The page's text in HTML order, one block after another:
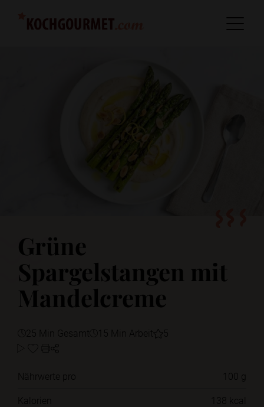
Grüne
Spargelstangen mit
Mandelcreme
25 Min Gesamt 15 Min Arbeit 5
Nährwerte pro
100 g
Kalorien
138 kcal